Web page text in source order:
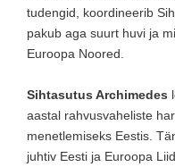
tudengid, koordineerib
pakub aga suurt huvi ja
Euroopa Noored.
Sihtasutus Archimedes
aastal rahvusvaheliste
menetlemiseks Eestis.
juhtiv Eesti ja Euroopa